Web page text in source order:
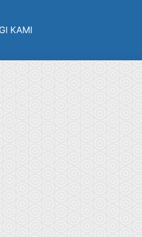
KAMI